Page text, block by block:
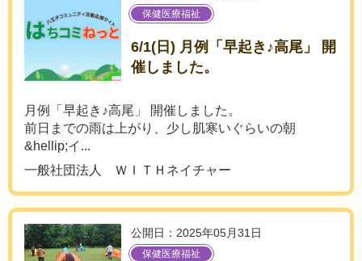
保健医療福祉
6/1(日) 月例「早起き♪高尾」 開
催しました。
月例「早起き♪高尾」 開催しました。
前日までの雨は上がり、少し肌寒いぐらいの朝
&hellip;イ...
一般社団法人 ＷＩＴＨネイチャー
公開日：2025年05月31日
保健医療福祉